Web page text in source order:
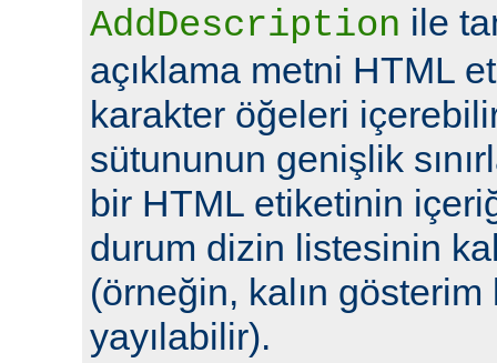
AddDescription ile
açıklama metni HTML
karakter öğeleri
sütununun genişlik
bir HTML etiketinin
durum dizin listesinin
(örneğin, kalın
yayılabilir).